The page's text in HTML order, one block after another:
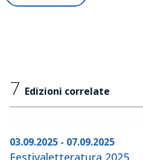
7 Edizioni correlate
03.09.2025 - 07.09.2025
Festivaletteratura 2025